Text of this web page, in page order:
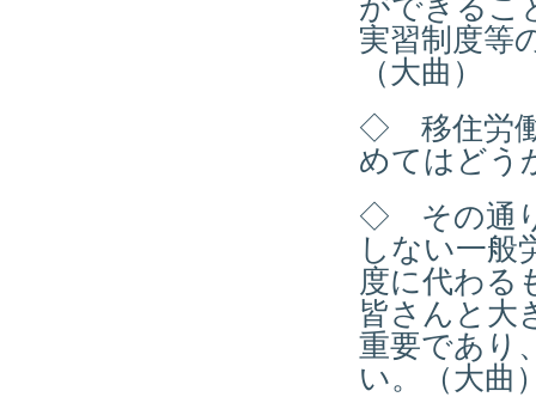
ができるこ
実習制度等
（大曲）
◇ 移住労働
めてはどう
◇ その通り
しない一般
度に代わる
皆さんと大
重要であり
い。（大曲